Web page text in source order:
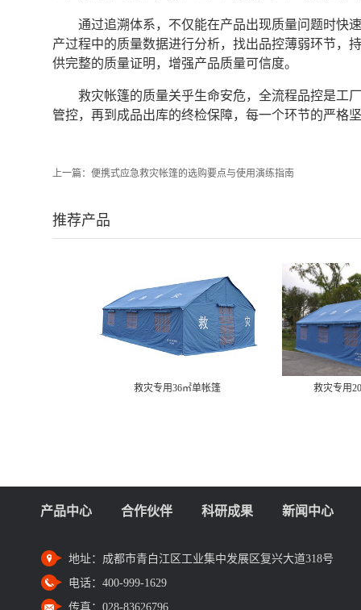
通过追溯体系，不仅能在产品出现质量问题时快
产过程中的质量数据进行分析，找出品控薄弱环节，
供完整的质量证明，增强产品质量可信度。
救灾帐篷的质量关乎生命安危，全流程品控是工
管控，再到成品出库的终检保障，每一个环节的严格
上一篇： ​​便携式应急救灾帐篷的选购要点与使用演练指南
推荐产品
救灾专用36㎡单帐篷 救灾专用
产品中心 合作伙伴 科研成果 新闻中心
地址： 成都市青白江区工业集中发展区复兴大道318号
电话： 400-999-1629
传真： 028-83626796